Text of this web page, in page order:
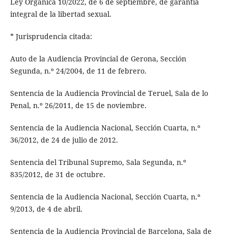
Ley Orgánica 10/2022, de 6 de septiembre, de garantía
integral de la libertad sexual.
* Jurisprudencia citada:
Auto de la Audiencia Provincial de Gerona, Sección
Segunda, n.º 24/2004, de 11 de febrero.
Sentencia de la Audiencia Provincial de Teruel, Sala de lo
Penal, n.º 26/2011, de 15 de noviembre.
Sentencia de la Audiencia Nacional, Sección Cuarta, n.º
36/2012, de 24 de julio de 2012.
Sentencia del Tribunal Supremo, Sala Segunda, n.º
835/2012, de 31 de octubre.
Sentencia de la Audiencia Nacional, Sección Cuarta, n.º
9/2013, de 4 de abril.
Sentencia de la Audiencia Provincial de Barcelona, Sala de